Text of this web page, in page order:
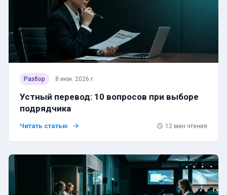
Разбор 8 июн. 2026 г.
Устный перевод: 10 вопросов при выборе
подрядчика
Читать статью 12 мин чтения